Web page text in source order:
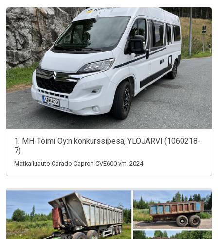
1. MH-Toimi Oy:n konkurssipesä, YLÖJÄRVI (1060218-
7)
Matkailuauto Carado Capron CVE600 vm. 2024